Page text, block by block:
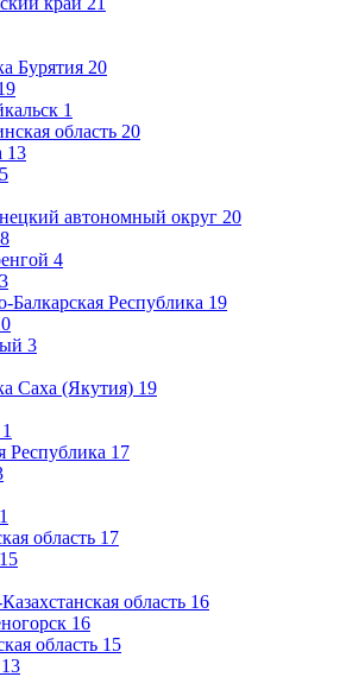
Бурятия 20
1
область 20
13
5
автономный округ 20
8
4
3
Балкарская Республика 19
3
Саха (Якутия) 19
1
Республика 17
1
область 17
15
область 16
16
область 15
13